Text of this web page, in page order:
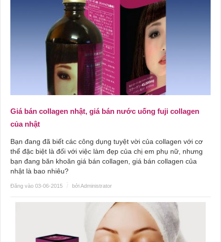
Giá bán collagen nhật, giá bán nước uống fuji collagen
của nhật
Bạn đang đã biết các công dụng tuyệt vời của collagen với cơ
thể đặc biệt là đối với việc làm đẹp của chị em phụ nữ, nhưng
bạn đang băn khoăn giá bán collagen, giá bán collagen của
nhật là bao nhiêu?
Đăng vào 03-06-2015 / bởi Administrator